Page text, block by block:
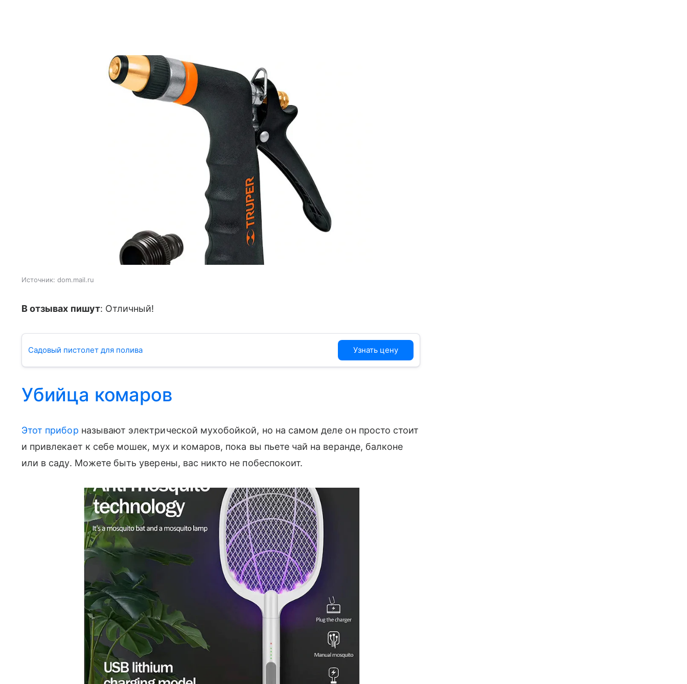
Источник: dom.mail.ru
В отзывах пишут: Отличный!
Садовый пистолет для полива Узнать цену
Убийца комаров
Этот прибор называют электрической мухобойкой, но на самом деле он просто стоит
и привлекает к себе мошек, мух и комаров, пока вы пьете чай на веранде, балконе
или в саду. Можете быть уверены, вас никто не побеспокоит.